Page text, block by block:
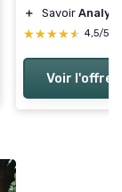
＋
Savoir
★★★★★
★★★★★ 4,5/5
Voir l'offre